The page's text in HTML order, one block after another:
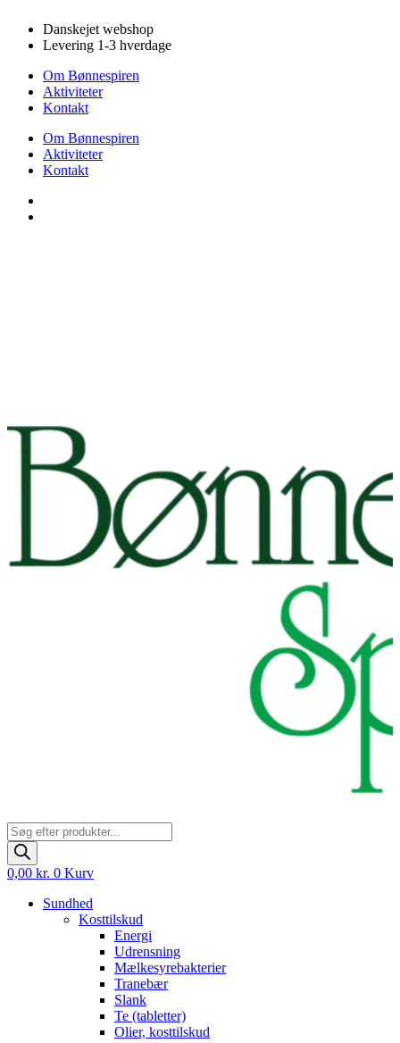
indhold
Danskejet webshop
Levering 1-3 hverdage
Om Bønnespiren
Aktiviteter
Kontakt
Om Bønnespiren
Aktiviteter
Kontakt
Products
search
0,00 kr. 0 Kurv
Sundhed
Kosttilskud
Energi
Udrensning
Mælkesyrebakterier
Tranebær
Slank
Te (tabletter)
Olier, kosttilskud